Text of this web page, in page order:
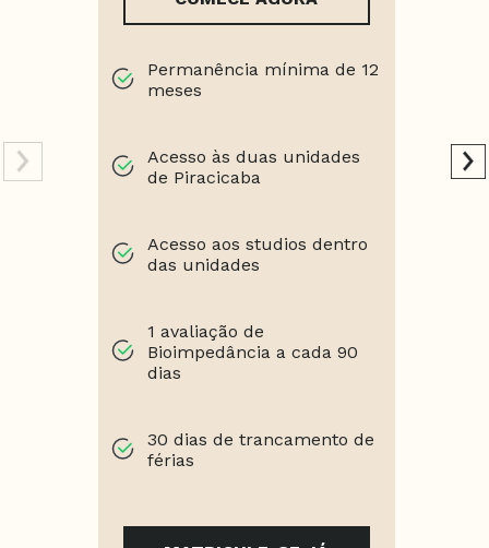
Permanência mínima de 12
meses
Acesso às duas unidades
de Piracicaba
Acesso aos studios dentro
das unidades
1 avaliação de
Bioimpedância a cada 90
dias
30 dias de trancamento de
férias